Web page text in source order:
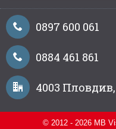
0897 600 061
0884 461 861
4003
© 2012 - 2026 MB